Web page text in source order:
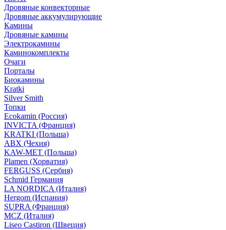
Дровяные конвекторные
Дровяные аккумулирующие
Камины
Дровяные камины
Электрокамины
Каминокомплекты
Очаги
Порталы
Биокамины
Kratki
Silver Smith
Топки
Ecokamin (Россия)
INVICTA (Франция)
KRATKI (Польша)
ABX (Чехия)
KAW-MET (Польша)
Plamen (Хорватия)
FERGUSS (Сербия)
Schmid Германия
LA NORDICA (Италия)
Hergom (Испания)
SUPRA (Франция)
MCZ (Италия)
Liseo Castiron (Швеция)